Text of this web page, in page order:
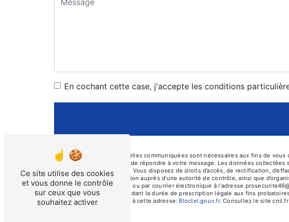
En cochant cette case, j'accepte les conditions
** Les données personnelles communiquées sont nécessaires aux fins de
traitants dans le seul but de répondre à votre message. Les données
prosecurite46@orange.fr. Vous disposez de droits d’accès, de rectification,
d’introduire une réclamation auprès d’une autorité de contrôle, ainsi que
Cayssines, 46000 Cahors ou par courrier électronique à l'adresse
prise de contact puis pendant la durée de prescription légale aux fins
téléphonique, disponible à cette adresse: Bloctel.gouv.fr. Consultez le site
Ce site utilise des cookies
et vous donne le contrôle
sur ceux que vous
souhaitez activer